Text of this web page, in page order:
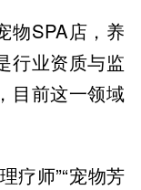
物SPA店，养
行业资质与监
目前这一领域
疗师”“宠物芳